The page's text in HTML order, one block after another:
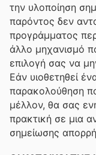
την υλοποίηση
παρόντος δεν
προγράμματος
άλλο μηχανισμό
επιλογή σας να
Εάν υιοθετηθεί
παρακολούθηση
μέλλον, θα σας
πρακτική σε μια
σημείωσης